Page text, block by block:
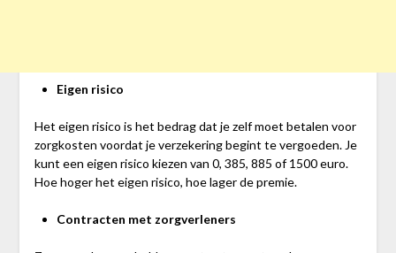
Eigen risico
Het eigen risico is het bedrag dat je zelf moet betalen voor
zorgkosten voordat je verzekering begint te vergoeden. Je
kunt een eigen risico kiezen van 0, 385, 885 of 1500 euro.
Hoe hoger het eigen risico, hoe lager de premie.
Contracten met zorgverleners